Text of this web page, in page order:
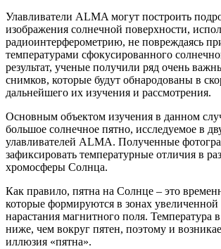
Улавливатели ALMA могут построить
изображения солнечной поверхности,
радиоинтерферометрию, не повреждаясь
температурами сфокусированного
результат, ученые получили ряд очень
снимков, которые будут обнародованы в
дальнейшего их изучения и рассмотрения.
Основным объектом изучения в данном
большое солнечное пятно, исследуемое в
улавливателей ALMA. Полученные
зафиксировать температурные отличия в
хромосферы Солнца.
Как правило, пятна на Солнце – это
которые формируются в зонах
нарастания магнитного поля. Температура
ниже, чем вокруг пятен, поэтому и
иллюзия «пятна».